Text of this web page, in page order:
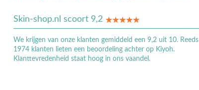
Skin-shop.nl scoort 9,2
We krijgen van onze klanten gemiddeld een 9,2 uit 10. Reeds
1974 klanten lieten een beoordeling achter op Kiyoh.
Klanttevredenheid staat hoog in ons vaandel.